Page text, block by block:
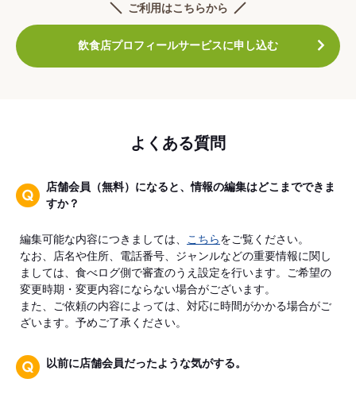
ご利用はこちらから
飲食店プロフィールサービスに申し込む
よくある質問
店舗会員（無料）になると、情報の編集はどこまでできま
すか？
編集可能な内容につきましては、 こちらをご覧ください。
なお、店名や住所、電話番号、ジャンルなどの重要情報に関し
ましては、食べログ側で審査のうえ設定を行います。ご希望の
変更時期・変更内容にならない場合がございます。
また、ご依頼の内容によっては、対応に時間がかかる場合がご
ざいます。予めご了承ください。
以前に店舗会員だったような気がする。